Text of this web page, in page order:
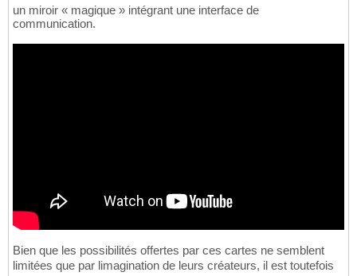
un miroir « magique » intégrant une interface de
communication.
Bien que les possibilités offertes par ces cartes ne semblent
limitées que par limagination de leurs créateurs, il est toutefois